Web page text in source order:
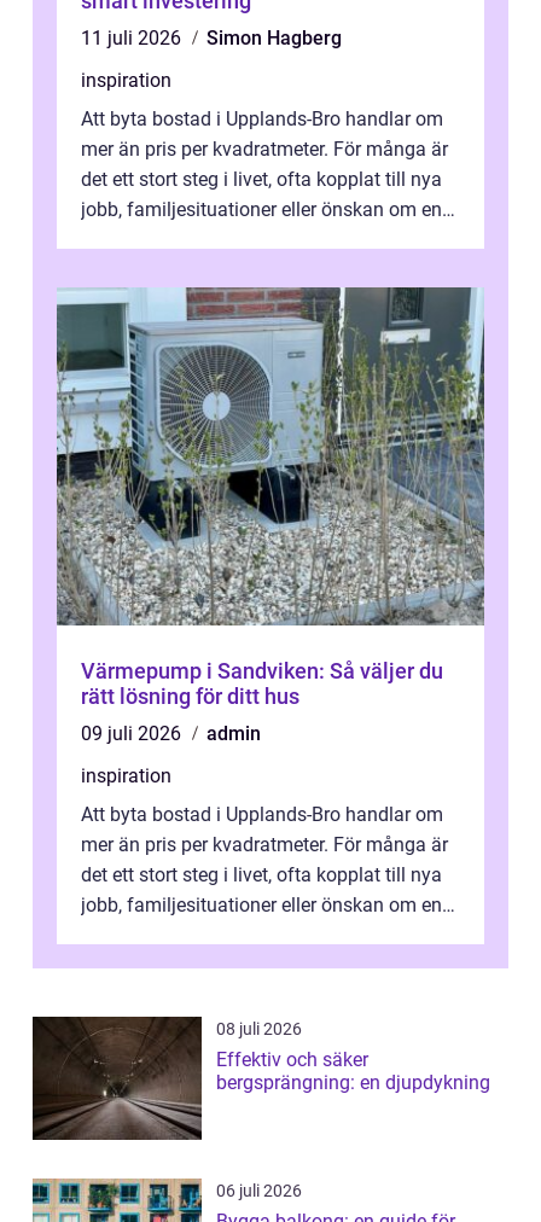
11 juli 2026
Simon Hagberg
inspiration
Att byta bostad i Upplands-Bro handlar om
mer än pris per kvadratmeter. För många är
det ett stort steg i livet, ofta kopplat till nya
jobb, familjesituationer eller önskan om en
Värmepump i Sandviken: Så väljer du
rätt lösning för ditt hus
09 juli 2026
admin
inspiration
Att byta bostad i Upplands-Bro handlar om
mer än pris per kvadratmeter. För många är
det ett stort steg i livet, ofta kopplat till nya
jobb, familjesituationer eller önskan om en
08 juli 2026
Effektiv och säker
bergsprängning: en djupdykning
06 juli 2026